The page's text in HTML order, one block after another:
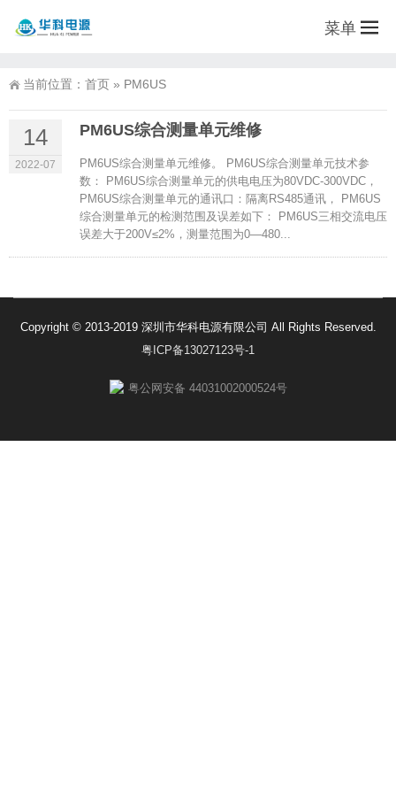
菜单
当前位置： 首页 » PM6US
14
2022-07
PM6US综合测量单元维修
PM6US综合测量单元维修。 PM6US综合测量单元技术参
数： PM6US综合测量单元的供电电压为80VDC-300VDC，
PM6US综合测量单元的通讯口：隔离RS485通讯， PM6US
综合测量单元的检测范围及误差如下： PM6US三相交流电压
误差大于200V≤2%，测量范围为0—480...
Copyright © 2013-2019 深圳市华科电源有限公司 All Rights Reserved.
粤ICP备13027123号-1
粤公网安备 44031002000524号